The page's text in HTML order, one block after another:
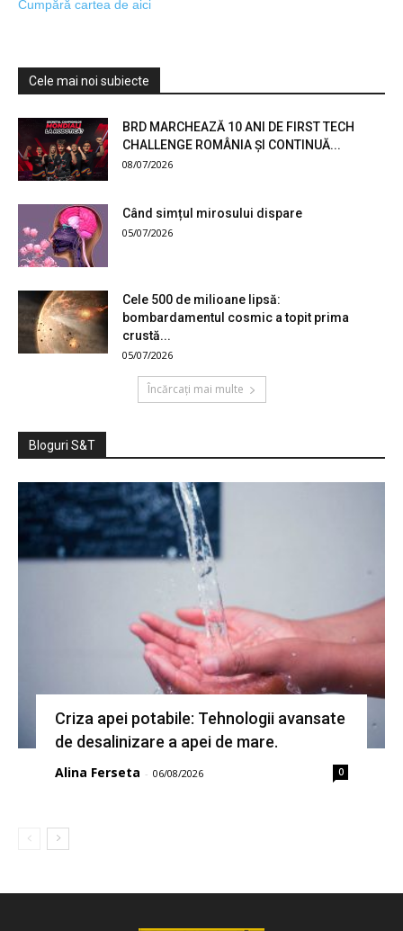
Cumpără cartea de aici
Cele mai noi subiecte
BRD MARCHEAZĂ 10 ANI DE FIRST TECH
CHALLENGE ROMÂNIA ȘI CONTINUĂ...
08/07/2026
Când simțul mirosului dispare
05/07/2026
Cele 500 de milioane lipsă:
bombardamentul cosmic a topit prima
crustă...
05/07/2026
Încărcați mai multe
Bloguri S&T
Criza apei potabile: Tehnologii avansate
de desalinizare a apei de mare.
Alina Ferseta - 06/08/2026 0